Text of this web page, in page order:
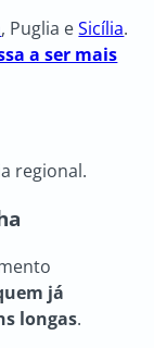
, Puglia eSicília.
a ser mais
regional.
já
longas.